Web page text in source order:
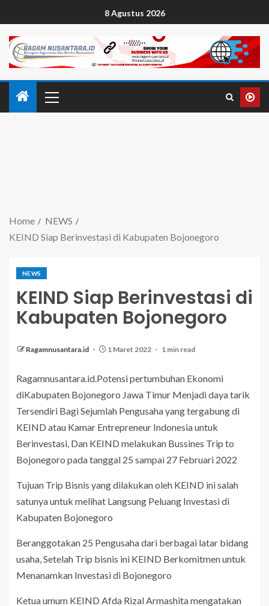
8 Agustus 2026
Home
NEWS
KEIND Siap Berinvestasi di Kabupaten Bojonegoro
NEWS
KEIND Siap Berinvestasi di
Kabupaten Bojonegoro
Ragamnusantara.id 1 Maret 2022 1 min read
Ragamnusantara.id.Potensi pertumbuhan Ekonomi
diKabupaten Bojonegoro Jawa Timur Menjadi daya tarik
Tersendiri Bagi Sejumlah Pengusaha yang tergabung di
KEIND atau Kamar Entrepreneur Indonesia untuk
Berinvestasi, Dan KEIND melakukan Bussines Trip to
Bojonegoro pada tanggal 25 sampai 27 Februari 2022
Tujuan Trip Bisnis yang dilakukan oleh KEIND ini salah
satunya untuk melihat Langsung Peluang Investasi di
Kabupaten Bojonegoro
Beranggotakan 25 Pengusaha dari berbagai latar bidang
usaha, Setelah Trip bisnis ini KEIND Berkomitmen untuk
Menanamkan Investasi di Bojonegoro
Ketua umum KEIND Afda Rizal Armashita mengatakan